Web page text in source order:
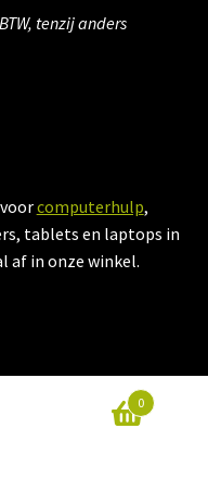
tenzij anders
computerhulp,
tablets en laptops in
af in onze winkel.
op de website van
0